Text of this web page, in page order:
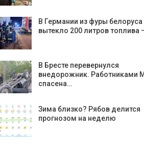
В Германии из фуры белоруса
вытекло 200 литров топлива
В Бресте перевернулся
внедорожник. Работниками
спасена…
Зима близко? Рябов делится
прогнозом на неделю